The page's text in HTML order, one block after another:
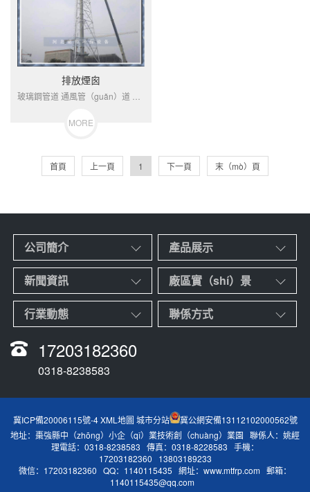
排放煙囪
MORE
首頁 上一頁 1 下一頁 末（mò）頁
公司簡介 產品展示
新聞資訊 廠區實（shí）景
行業動態 聯係方式
17203182360
0318-8238583
冀ICP備20006115號-4 XML地圖 城市分站
冀公網安備13112102000562號
地址：棗強縣中（zhōng）小企（qǐ）業技術創（chuàng）業園 聯係人：姚經
理電話：0318-8238583 傳真：0318-8228583 手機：
17203182360 13803189233
微信：17203182360 QQ：1140115435 網址：www.mtfrp.com 郵箱：
1140115435@qq.com